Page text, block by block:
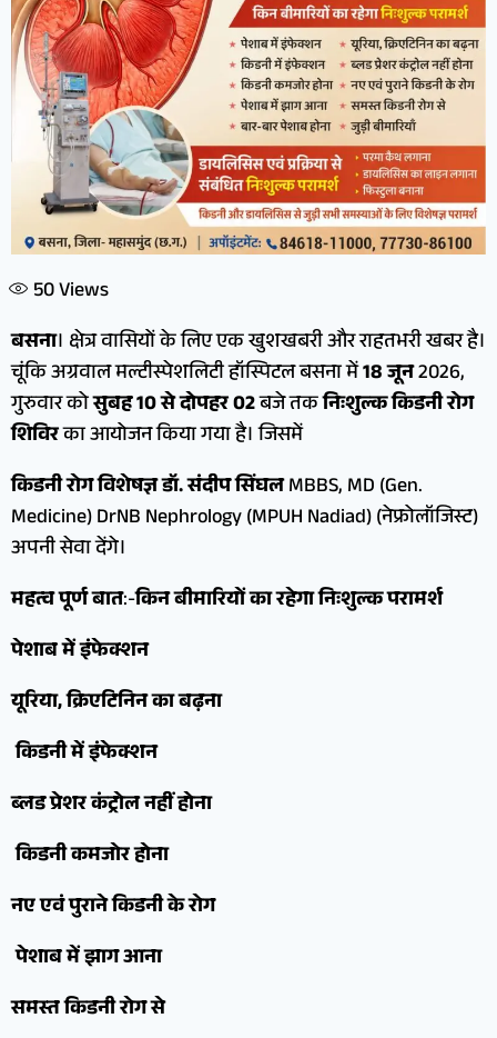
50Views
बसना। क्षेत्र वासियों के लिए एक खुशखबरी और राहतभरी खबर है।
चूंकि अग्रवाल मल्टीस्पेशलिटी हॉस्पिटल बसना में18 जून2026,
गुरुवार कोसुबह 10 से दोपहर 02बजे तकनिःशुल्क किडनी रोग
शिविरका आयोजन किया गया है। जिसमें
किडनी रोग विशेषज्ञ डॉ. संदीप सिंघलMBBS, MD (Gen.
Medicine) DrNB Nephrology (MPUH Nadiad) (नेफ्रोलॉजिस्ट)
अपनी सेवा देंगे।
महत्व पूर्ण बात:-किन बीमारियों का रहेगा निःशुल्क परामर्श
पेशाब में इंफेक्शन
यूरिया, क्रिएटिनिन का बढ़ना
किडनी में इंफेक्शन
ब्लड प्रेशर कंट्रोल नहीं होना
किडनी कमजोर होना
नए एवं पुराने किडनी के रोग
पेशाब में झाग आना
समस्त किडनी रोग से